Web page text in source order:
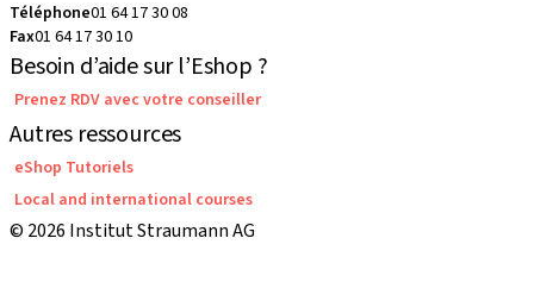
Téléphone01 64 17 30 08
Fax01 64 17 30 10
Besoin d’aide sur l’Eshop ?
Prenez RDV avec votre conseiller
Autres ressources
eShop Tutoriels
Local and international courses
© 2026 Institut Straumann AG